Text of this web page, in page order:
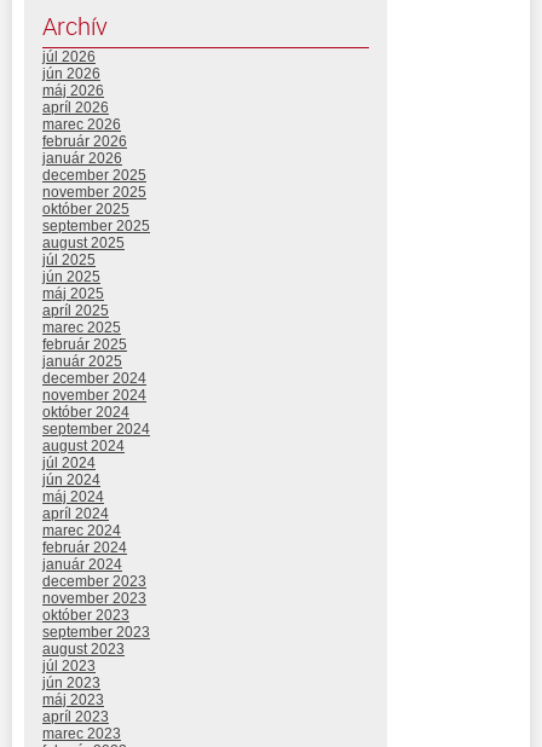
Archív
júl 2026
jún 2026
máj 2026
apríl 2026
marec 2026
február 2026
január 2026
december 2025
november 2025
október 2025
september 2025
august 2025
júl 2025
jún 2025
máj 2025
apríl 2025
marec 2025
február 2025
január 2025
december 2024
november 2024
október 2024
september 2024
august 2024
júl 2024
jún 2024
máj 2024
apríl 2024
marec 2024
február 2024
január 2024
december 2023
november 2023
október 2023
september 2023
august 2023
júl 2023
jún 2023
máj 2023
apríl 2023
marec 2023